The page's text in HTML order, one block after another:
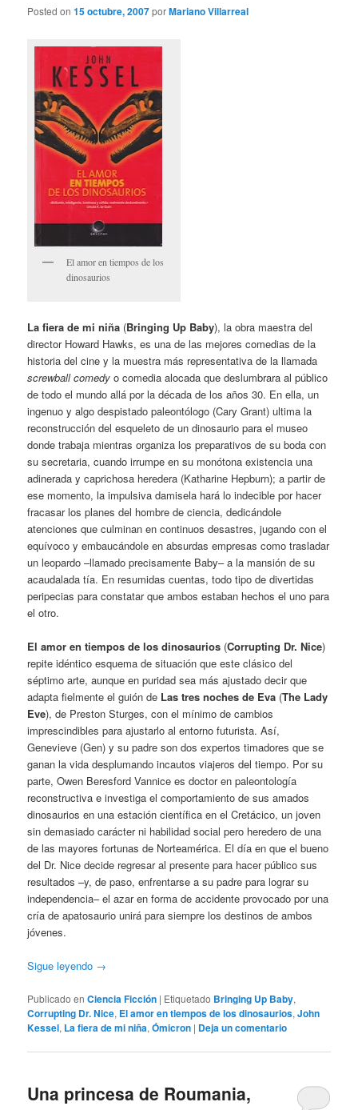
Posted on15 octubre, 2007porMariano Villarreal
El amor en tiempos de los
dinosaurios
La fiera de mi niña (Bringing Up Baby), la obra maestra del
director Howard Hawks, es una de las mejores comedias de la
historia del cine y la muestra más representativa de la llamada
screwball comedy o comedia alocada que deslumbrara al público
de todo el mundo allá por la década de los años 30. En ella, un
ingenuo y algo despistado paleontólogo (Cary Grant) ultima la
reconstrucción del esqueleto de un dinosaurio para el museo
donde trabaja mientras organiza los preparativos de su boda con
su secretaria, cuando irrumpe en su monótona existencia una
adinerada y caprichosa heredera (Katharine Hepburn); a partir de
ese momento, la impulsiva damisela hará lo indecible por hacer
fracasar los planes del hombre de ciencia, dedicándole
atenciones que culminan en continuos desastres, jugando con el
equívoco y embaucándole en absurdas empresas como trasladar
un leopardo –llamado precisamente Baby– a la mansión de su
acaudalada tía. En resumidas cuentas, todo tipo de divertidas
peripecias para constatar que ambos estaban hechos el uno para
el otro.
El amor en tiempos de los dinosaurios (Corrupting Dr. Nice)
repite idéntico esquema de situación que este clásico del
séptimo arte, aunque en puridad sea más ajustado decir que
adapta fielmente el guión de Las tres noches de Eva (The Lady
Eve), de Preston Sturges, con el mínimo de cambios
imprescindibles para ajustarlo al entorno futurista. Así,
Genevieve (Gen) y su padre son dos expertos timadores que se
ganan la vida desplumando incautos viajeros del tiempo. Por su
parte, Owen Beresford Vannice es doctor en paleontología
reconstructiva e investiga el comportamiento de sus amados
dinosaurios en una estación científica en el Cretácico, un joven
sin demasiado carácter ni habilidad social pero heredero de una
de las mayores fortunas de Norteamérica. El día en que el bueno
del Dr. Nice decide regresar al presente para hacer público sus
resultados –y, de paso, enfrentarse a su padre para lograr su
independencia– el azar en forma de accidente provocado por una
cría de apatosaurio unirá para siempre los destinos de ambos
jóvenes.
Sigue leyendo →
Publicado en Ciencia Ficción | Etiquetado Bringing Up Baby,
Corrupting Dr. Nice, El amor en tiempos de los dinosaurios,John
Kessel, La fiera de mi niña,Ómicron | Deja un comentario
Una princesa de Roumania,